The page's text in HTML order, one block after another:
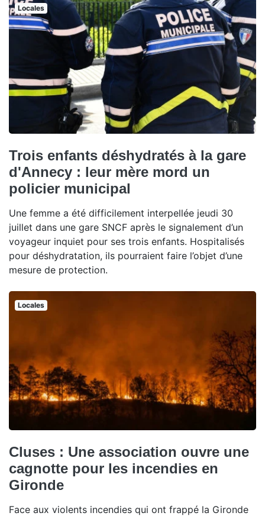
Locales
Trois enfants déshydratés à la gare
d'Annecy : leur mère mord un
policier municipal
Une femme a été difficilement interpellée jeudi 30
juillet dans une gare SNCF après le signalement d’un
voyageur inquiet pour ses trois enfants. Hospitalisés
pour déshydratation, ils pourraient faire l’objet d’une
mesure de protection.
Locales
Cluses : Une association ouvre une
cagnotte pour les incendies en
Gironde
Face aux violents incendies qui ont frappé la Gironde